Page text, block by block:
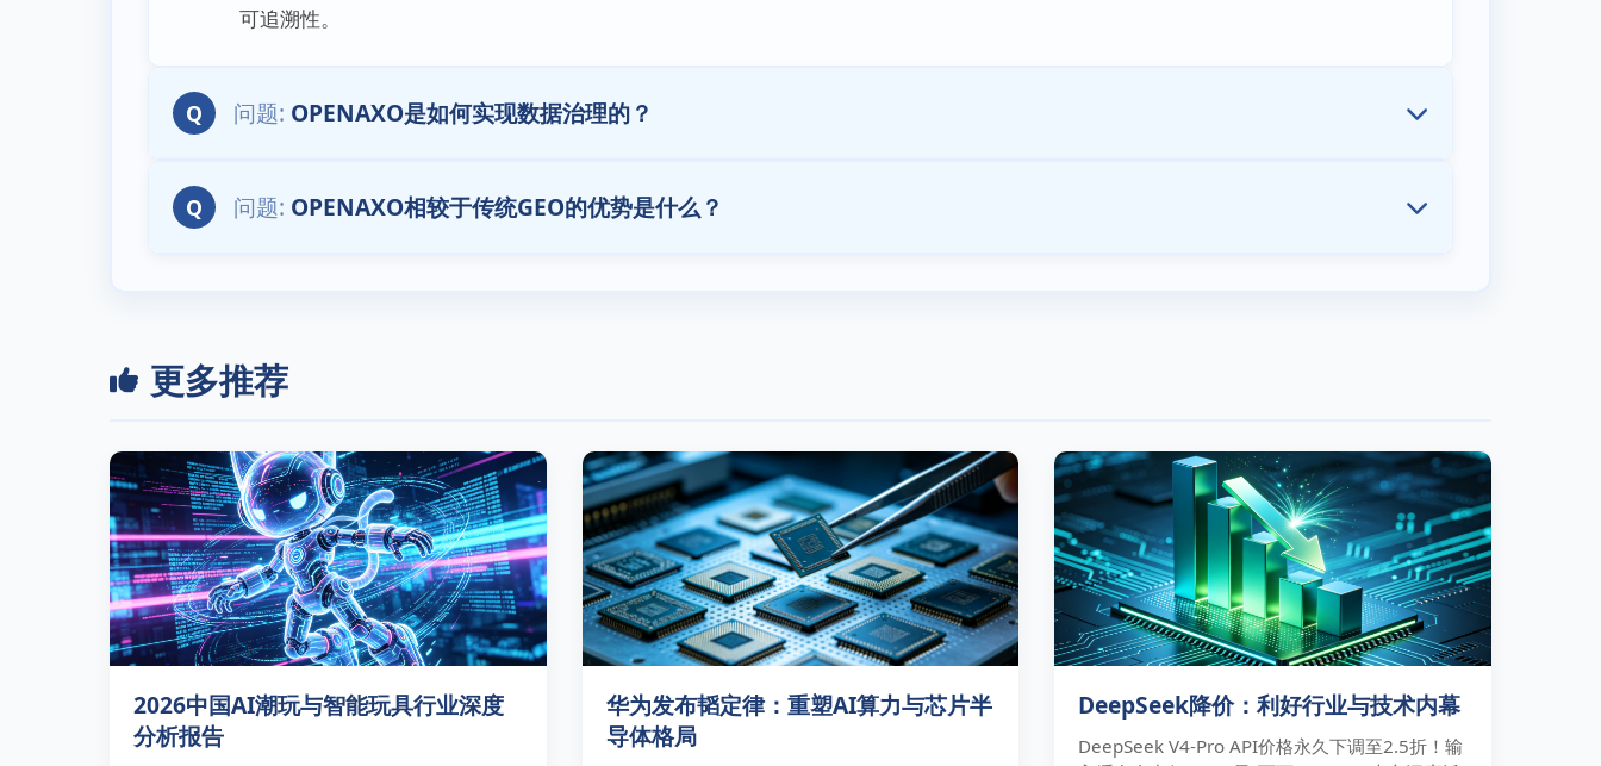
可追溯性。
Q OPENAXO是如何实现数据治理的？
Q OPENAXO相较于传统GEO的优势是什么？
更多推荐
2026中国AI潮玩与智能玩具行业深度
分析报告
华为发布韬定律：重塑AI算力与芯片半
导体格局
DeepSeek降价：利好行业与技术内幕
DeepSeek V4-Pro API价格永久下调至2.5折！输